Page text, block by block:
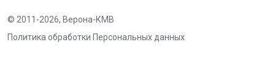
© 2011-2026, Верона-КМВ
Политика обработки Персональных данных